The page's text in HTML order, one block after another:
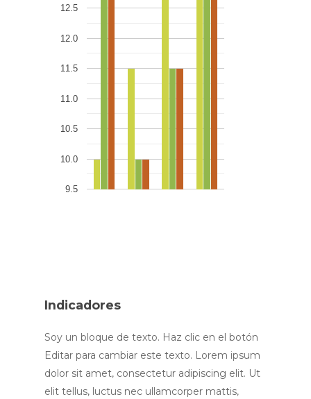
9.5
10.0
10.5
11.0
11.5
12.0
12.5
Indicadores
Soy un bloque de texto. Haz clic en el botón
Editar para cambiar este texto. Lorem ipsum
dolor sit amet, consectetur adipiscing elit. Ut
elit tellus, luctus nec ullamcorper mattis,